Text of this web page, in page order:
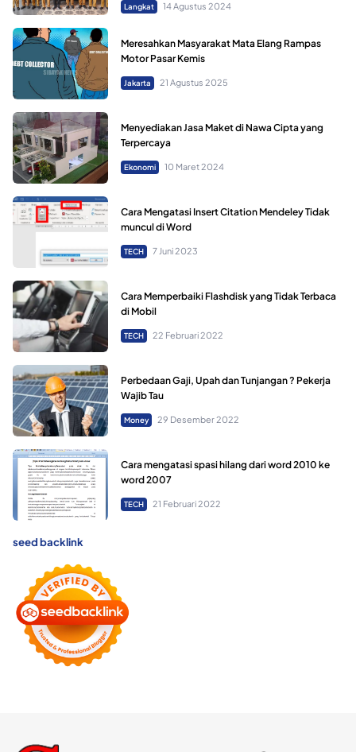
Langkat 14 Agustus 2024
Meresahkan Masyarakat Mata Elang Rampas
Motor Pasar Kemis
Jakarta 21 Agustus 2025
Menyediakan Jasa Maket di Nawa Cipta yang
Terpercaya
Ekonomi 10 Maret 2024
Cara Mengatasi Insert Citation Mendeley Tidak
muncul di Word
TECH 7 Juni 2023
Cara Memperbaiki Flashdisk yang Tidak Terbaca
di Mobil
TECH 22 Februari 2022
Perbedaan Gaji, Upah dan Tunjangan ? Pekerja
Wajib Tau
Money 29 Desember 2022
Cara mengatasi spasi hilang dari word 2010 ke
word 2007
TECH 21 Februari 2022
seed backlink